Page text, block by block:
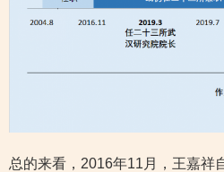
总的来看，2016年11月，王嘉祥